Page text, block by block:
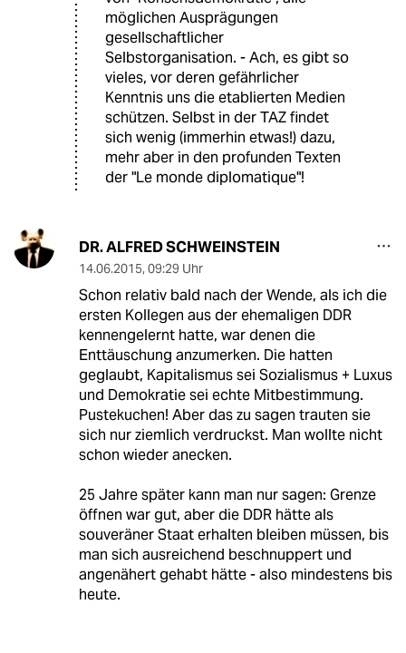
möglichen Ausprägungen
gesellschaftlicher
Selbstorganisation. - Ach, es gibt so
vieles, vor deren gefährlicher
Kenntnis uns die etablierten Medien
schützen. Selbst in der TAZ findet
sich wenig (immerhin etwas!) dazu,
mehr aber in den profunden Texten
der "Le monde diplomatique"!
DR. ALFRED SCHWEINSTEIN
14.06.2015, 09:29 Uhr
Schon relativ bald nach der Wende, als ich die
ersten Kollegen aus der ehemaligen DDR
kennengelernt hatte, war denen die
Enttäuschung anzumerken. Die hatten
geglaubt, Kapitalismus sei Sozialismus + Luxus
und Demokratie sei echte Mitbestimmung.
Pustekuchen! Aber das zu sagen trauten sie
sich nur ziemlich verdruckst. Man wollte nicht
schon wieder anecken.
25 Jahre später kann man nur sagen: Grenze
öffnen war gut, aber die DDR hätte als
souveräner Staat erhalten bleiben müssen, bis
man sich ausreichend beschnuppert und
angenähert gehabt hätte - also mindestens bis
heute.